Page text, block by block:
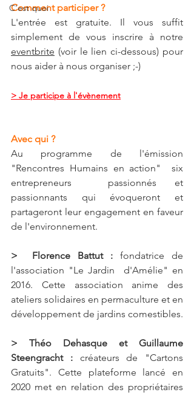
C'est quoi
Comment participer ?
L'entrée est gratuite. Il vous suffit
eventbrite (voir le lien ci-dessous) pour
nous aider à nous organiser ;-)
> Je participe à l'évènement
Avec qui ?
Au programme de l'émission
"Rencontres Humains en action"  six
entrepreneurs  passionnés et
passionnants qui évoqueront et
partageront leur engagement en faveur
de l'environnement.
>  Florence Battut : fondatrice de
l'association "Le Jardin  d'Amélie" en
2016. Cette association anime des
ateliers solidaires en permaculture et en
développement de jardins comestibles.
> Théo Dehasque et Guillaume
Steengracht : créateurs de "Cartons
Gratuits". Cette plateforme lancé en
2020 met en relation des propriétaires